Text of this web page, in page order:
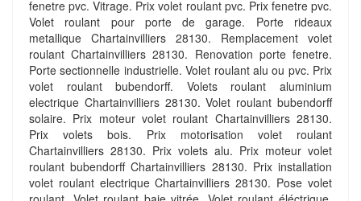
fenetre pvc. Vitrage. Prix volet roulant pvc. Prix fenetre pvc.
Volet roulant pour porte de garage. Porte rideaux
metallique Chartainvilliers 28130. Remplacement volet
roulant Chartainvilliers 28130. Renovation porte fenetre.
Porte sectionnelle industrielle. Volet roulant alu ou pvc. Prix
volet roulant bubendorff. Volets roulant aluminium
electrique Chartainvilliers 28130. Volet roulant bubendorff
solaire. Prix moteur volet roulant Chartainvilliers 28130.
Prix volets bois. Prix motorisation volet roulant
Chartainvilliers 28130. Prix volets alu. Prix moteur volet
roulant bubendorff Chartainvilliers 28130. Prix installation
volet roulant electrique Chartainvilliers 28130. Pose volet